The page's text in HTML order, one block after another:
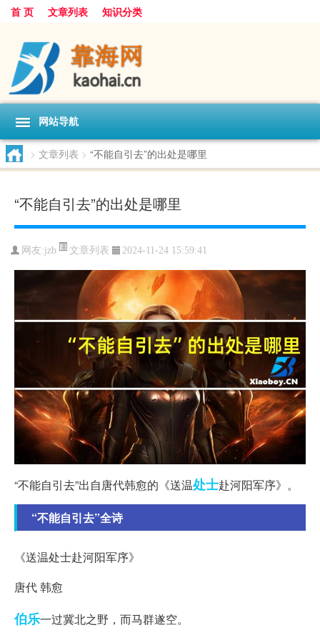
首 页 文章列表 知识分类
网站导航
> 文章列表 > “不能自引去”的出处是哪里
“不能自引去”的出处是哪里
网友:jzb 文章列表 2024-11-24 15:59:41
“不能自引去”出自唐代韩愈的《送温处士赴河阳军序》。
“不能自引去”全诗
《送温处士赴河阳军序》
唐代 韩愈
伯乐一过冀北之野，而马群遂空。